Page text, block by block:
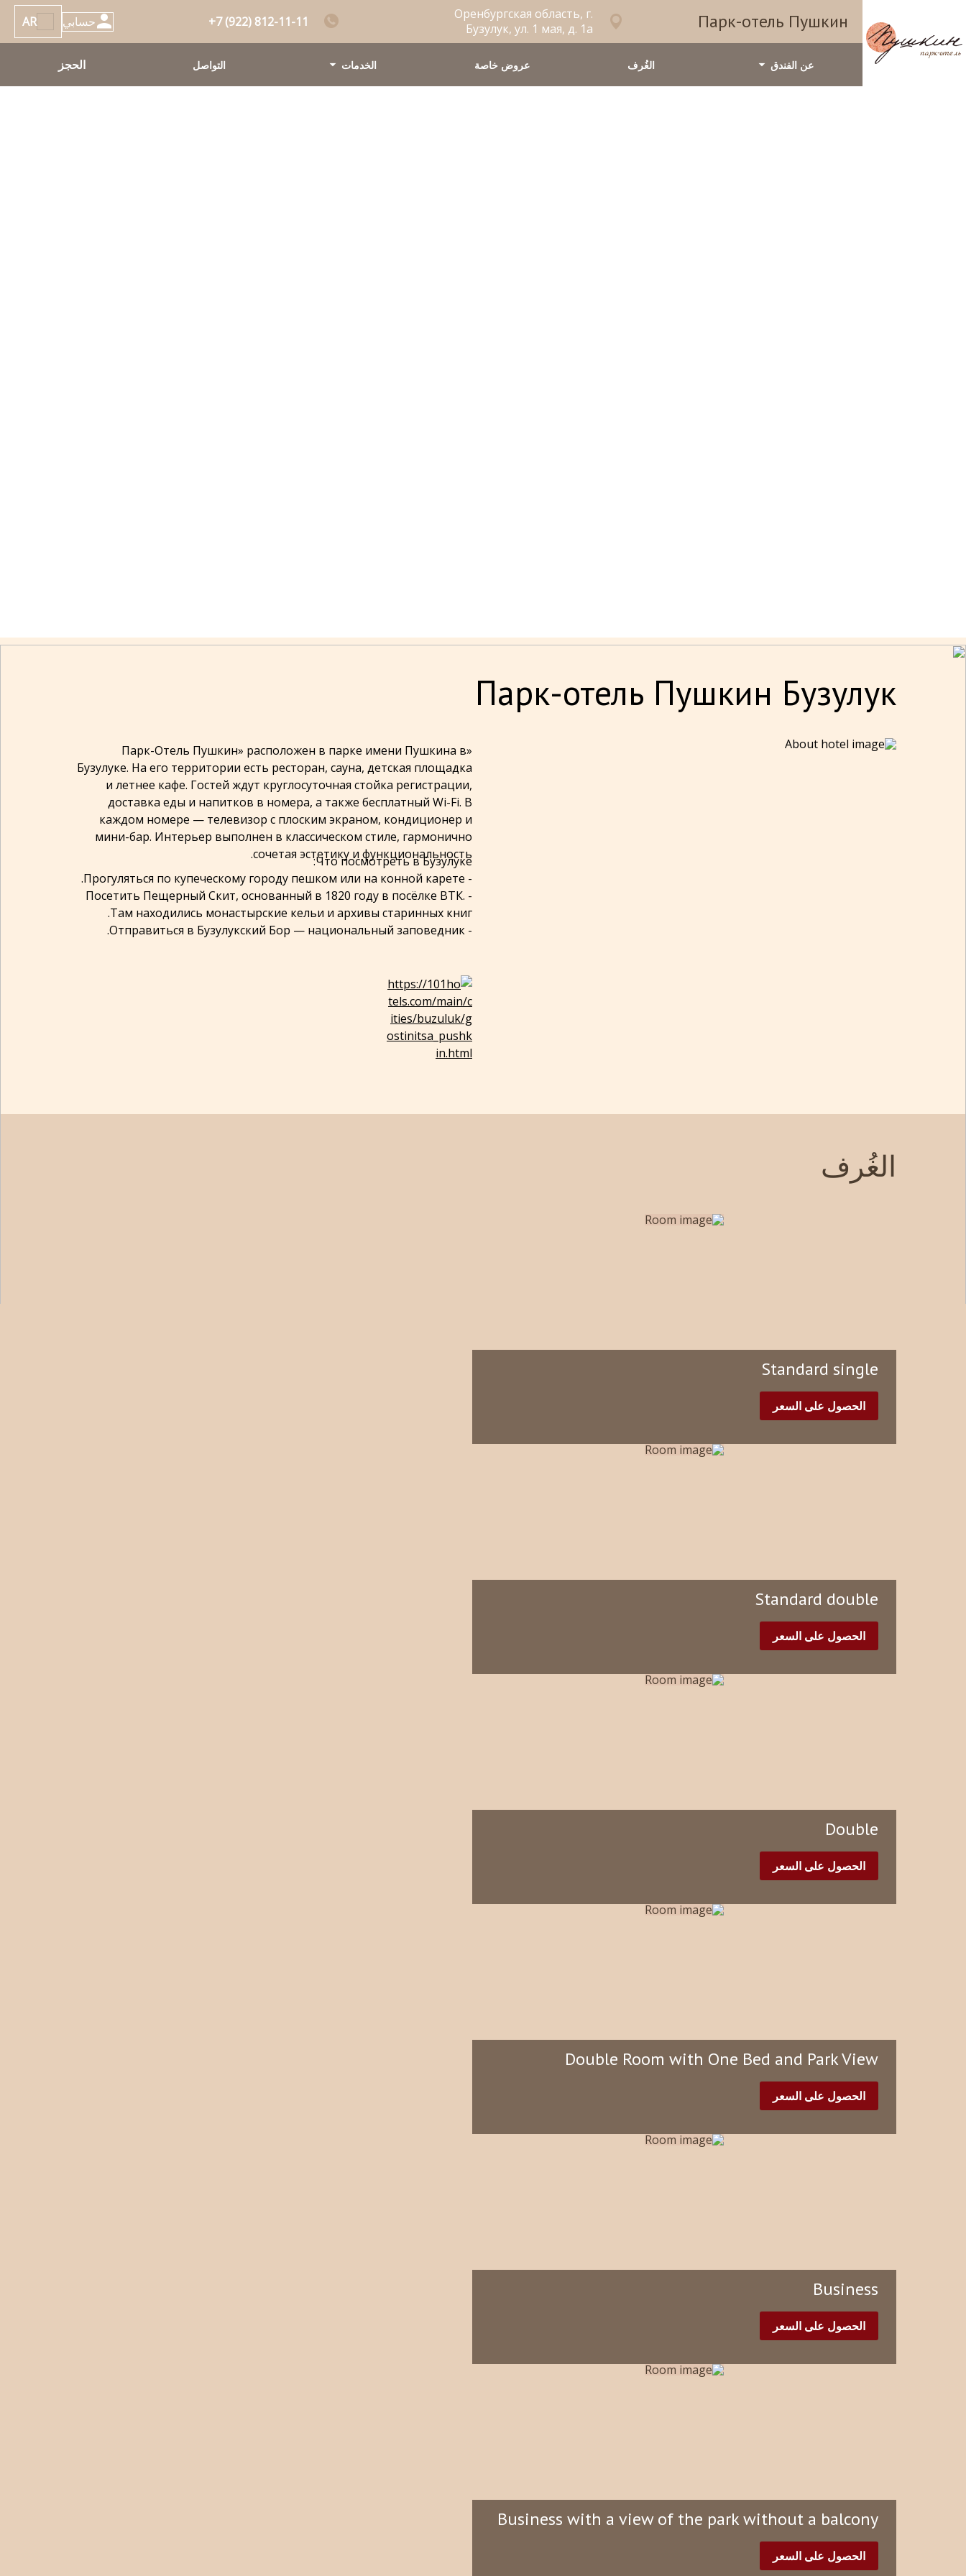
Парк-отель Пушкин
Оренбургская область, г.
Бузулук, ул. 1 мая, д. 1а
+7 (922) 812-11-11 حسابي AR
عن الفندق الغُرف عروض خاصة الخدمات التواصل الحجز
Парк-отель Пушкин Бузулук
«Парк-Отель Пушкин» расположен в парке имени Пушкина в
Бузулуке. На его территории есть ресторан, сауна, детская площадка
и летнее кафе. Гостей ждут круглосуточная стойка регистрации,
доставка еды и напитков в номера, а также бесплатный Wi-Fi. В
каждом номере — телевизор с плоским экраном, кондиционер и
мини-бар. Интерьер выполнен в классическом стиле, гармонично
сочетая эстетику и функциональность.
Что посмотреть в Бузулуке:
- Прогуляться по купеческому городу пешком или на конной карете.
- Посетить Пещерный Скит, основанный в 1820 году в посёлке ВТК.
Там находились монастырские кельи и архивы старинных книг.
- Отправиться в Бузулукский Бор — национальный заповедник.
الغُرف
Standard single
الحصول على السعر
Standard double
الحصول على السعر
Double
الحصول على السعر
Double Room with One Bed and Park View
الحصول على السعر
Business
الحصول على السعر
Business with a view of the park without a balcony
الحصول على السعر